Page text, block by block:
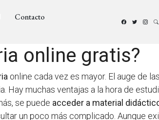
Contacto
online gratis?
online cada vez es mayor. El auge de las
Hay muchas ventajas a la hora de
se puede acceder a material
un poco más complicado. Aunque